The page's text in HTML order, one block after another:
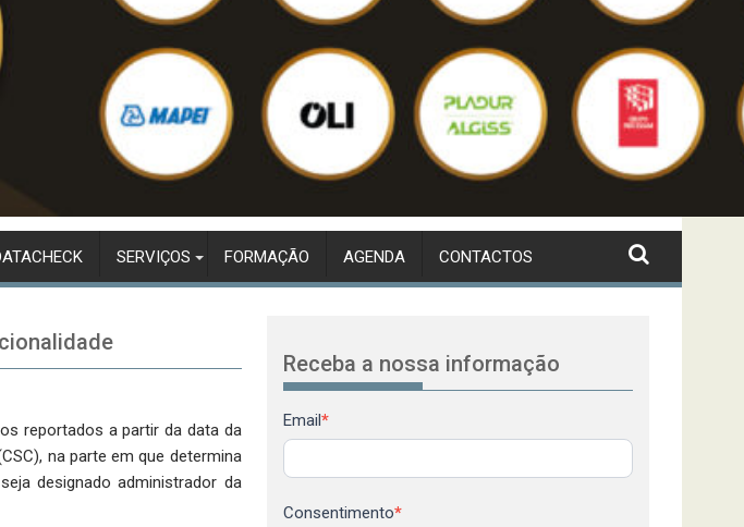
SERVIÇOS FORMAÇÃO AGENDA CONTACTOS
reportados a partir da data da
na parte em que determina
designado administrador da
Receba a nossa informação
Newsletter
Email *
Consentimento*